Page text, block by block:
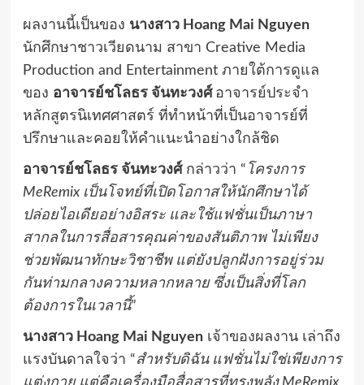
ผลงานนี้เป็นของ นางสาว Hoang Mai Nguyen
นักศึกษาชาวเวียดนาม สาขา Creative Media
Production and Entertainment ภายใต้การดูแล
ของ อาจารย์ชโลธร จันทะวงศ์ อาจารย์ประจำ
หลักสูตรนิเทศศาสตร์ ที่ทำหน้าที่เป็นอาจารย์ที่
ปรึกษาและคอยให้คำแนะนำอย่างใกล้ชิด
อาจารย์ชโลธร จันทะวงศ์กล่าวว่า “ โครงการ
MeRemix เป็นโจทย์ที่เปิดโอกาสให้นักศึกษาได้
ปล่อยไอเดียอย่างอิสระ และใช้แฟชั่นเป็นภาษา
สากลในการสื่อสารคุณค่าของสันติภาพ ไม่เพียง
ช่วยพัฒนาทักษะวิชาชีพ แต่ยังปลูกฝังการอยู่ร่วม
กันท่ามกลางความหลากหลาย ซึ่งเป็นสิ่งที่โลก
ต้องการในเวลานี้”
นางสาว Hoang Mai Nguyenเจ้าของผลงาน เล่าถึง
แรงบันดาลใจว่า “สำหรับดิฉัน แฟชั่นไม่ใช่เพียงการ